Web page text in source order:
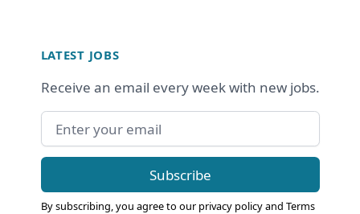
LATEST JOBS
Receive an email every week with new jobs.
Email address
Subscribe
By subscribing, you agree to our privacy policyand Terms